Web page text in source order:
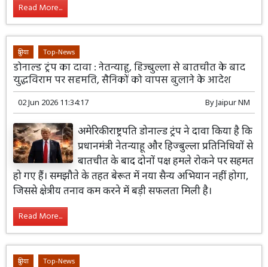
Read More...
दुनिया Top-News
डोनाल्ड ट्रंप का दावा : नेतन्याहू, हिज्बुल्ला से बातचीत के बाद
युद्धविराम पर सहमति, सैनिकों को वापस बुलाने के आदेश
02 Jun 2026 11:34:17 ByJaipur NM
अमेरिकी राष्ट्रपति डोनाल्ड ट्रंप ने दावा किया है कि
प्रधानमंत्री नेतन्याहू और हिज्बुल्ला प्रतिनिधियों से
बातचीत के बाद दोनों पक्ष हमले रोकने पर सहमत
हो गए हैं। समझौते के तहत बेरूत में नया सैन्य अभियान नहीं होगा,
जिससे क्षेत्रीय तनाव कम करने में बड़ी सफलता मिली है।
Read More...
दुनिया Top-News